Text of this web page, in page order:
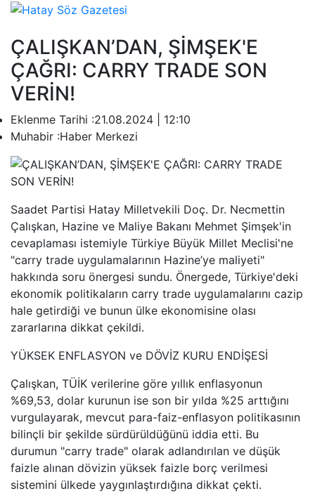
ÇALIŞKAN’DAN, ŞİMŞEK'E
ÇAĞRI: CARRY TRADE SON
VERİN!
Eklenme Tarihi :21.08.2024 | 12:10
Muhabir :Haber Merkezi
Saadet Partisi Hatay Milletvekili Doç. Dr. Necmettin
Çalışkan, Hazine ve Maliye Bakanı Mehmet Şimşek'in
cevaplaması istemiyle Türkiye Büyük Millet Meclisi'ne
"carry trade uygulamalarının Hazine’ye maliyeti"
hakkında soru önergesi sundu. Önergede, Türkiye'deki
ekonomik politikaların carry trade uygulamalarını cazip
hale getirdiği ve bunun ülke ekonomisine olası
zararlarına dikkat çekildi.
YÜKSEK ENFLASYON ve DÖVİZ KURU ENDİŞESİ
Çalışkan, TÜİK verilerine göre yıllık enflasyonun
%69,53, dolar kurunun ise son bir yılda %25 arttığını
vurgulayarak, mevcut para-faiz-enflasyon politikasının
bilinçli bir şekilde sürdürüldüğünü iddia etti. Bu
durumun "carry trade" olarak adlandırılan ve düşük
faizle alınan dövizin yüksek faizle borç verilmesi
sistemini ülkede yaygınlaştırdığına dikkat çekti.